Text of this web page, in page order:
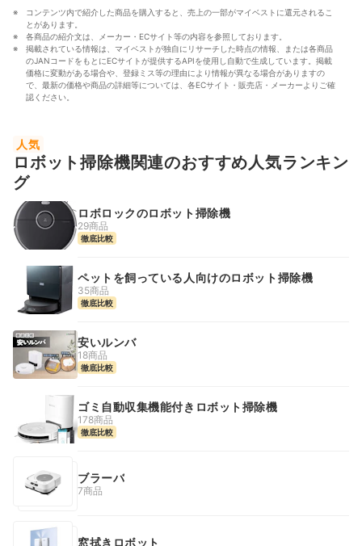
コンテンツ内で紹介した商品を購入すると、売上の一部がマイベストに還元されるこ
とがあります。
各商品の紹介文は、メーカー・ECサイト等の内容を参照しております。
掲載されている情報は、マイベストが独自にリサーチした時点の情報、または各商品
のJANコードをもとにECサイトが提供するAPIを使用し自動で生成しています。掲載
価格に変動がある場合や、登録ミス等の理由により情報が異なる場合がありますの
で、最新の価格や商品の詳細等については、各ECサイト・販売店・メーカーよりご確
認ください。
人気
ロボット掃除機関連のおすすめ人気ランキン
グ
ロボロックのロボット掃除機
29商品
徹底比較
ペットを飼っている人向けのロボット掃除機
35商品
徹底比較
安いルンバ
18商品
徹底比較
ゴミ自動収集機能付きロボット掃除機
178商品
徹底比較
ブラーバ
7商品
窓拭きロボット